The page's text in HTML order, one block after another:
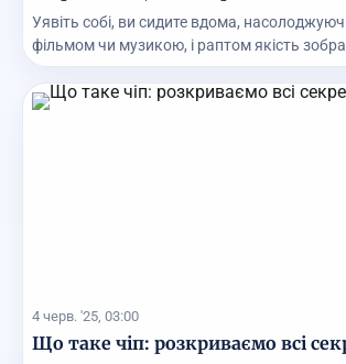
Уявіть собі, ви сидите вдома,
фільмом чи музикою, і раптом якість
4 черв. '25, 03:00
Що таке чіп: розкриваємо всі